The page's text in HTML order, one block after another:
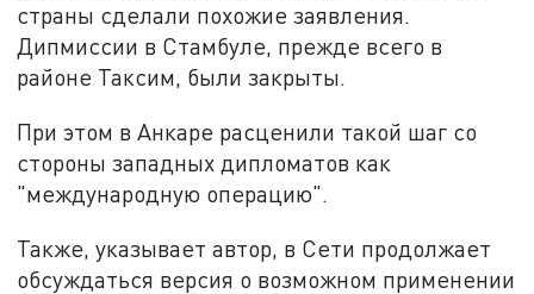
страны сделали похожие заявления.
Дипмиссии в Стамбуле, прежде всего в
районе Таксим, были закрыты.
При этом в Анкаре расценили такой шаг со
стороны западных дипломатов как
"международную операцию".
Также, указывает автор, в Сети продолжает
обсуждаться версия о возможном применении